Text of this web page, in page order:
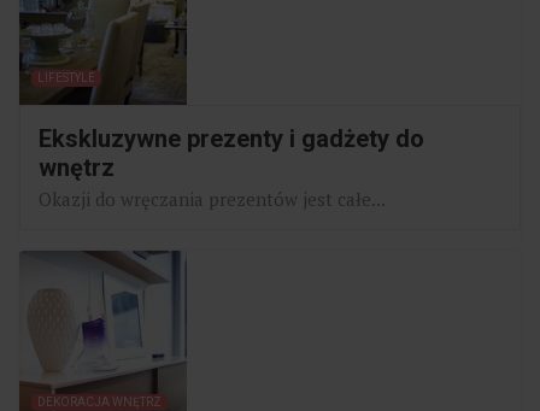
LIFESTYLE
Ekskluzywne prezenty i gadżety do
wnętrz
Okazji do wręczania prezentów jest całe...
DEKORACJA WNĘTRZ